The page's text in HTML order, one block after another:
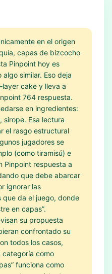
en el origen
capas de bizcocho
Pinpoint hoy es
algo similar. Eso deja
cake y lleva a
764 respuesta.
en ingredientes:
sirope. Esa lectura
el rasgo estructural
jugadores se
(como tiramisú) e
Pinpoint respuesta a
que debe abarcar
ignorar las
que da el juego, donde
en capas”.
su propuesta
confrontado su
todos los casos,
categoría como
funciona como